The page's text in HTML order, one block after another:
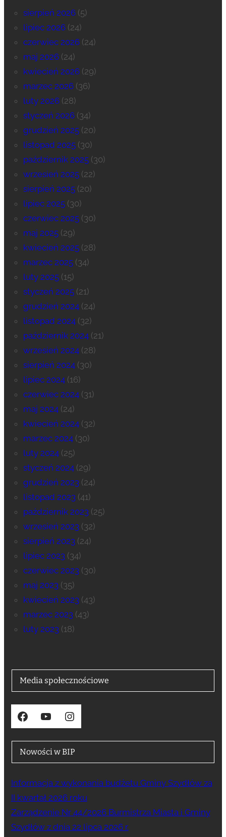
sierpień 2026(5)
lipiec 2026(24)
czerwiec 2026(24)
maj 2026(24)
kwiecień 2026(29)
marzec 2026(36)
luty 2026(28)
styczeń 2026(34)
grudzień 2025(20)
listopad 2025(30)
październik 2025(30)
wrzesień 2025(22)
sierpień 2025(20)
lipiec 2025(30)
czerwiec 2025(30)
maj 2025(29)
kwiecień 2025(28)
marzec 2025(34)
luty 2025(15)
styczeń 2025(21)
grudzień 2024(24)
listopad 2024(32)
październik 2024(21)
wrzesień 2024(28)
sierpień 2024(30)
lipiec 2024(16)
czerwiec 2024(31)
maj 2024(24)
kwiecień 2024(32)
marzec 2024(30)
luty 2024(25)
styczeń 2024(29)
grudzień 2023(24)
listopad 2023(41)
październik 2023(25)
wrzesień 2023(32)
sierpień 2023(24)
lipiec 2023(34)
czerwiec 2023(30)
maj 2023(35)
kwiecień 2023(43)
marzec 2023(43)
luty 2023(18)
Media społecznościowe
Facebook YouTube Instagram
Nowości w BIP
Informacja z wykonania budżetu Gminy Szydłów za
II kwartał 2026 roku
Zarządzenie Nr 44/2026 Burmistrza Miasta i Gminy
Szydłów z dnia 22 lipca 2026 r.